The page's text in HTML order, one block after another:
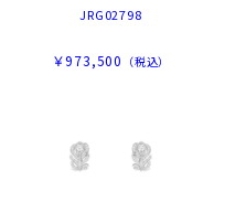
JRG02798
￥973,500 （税込）